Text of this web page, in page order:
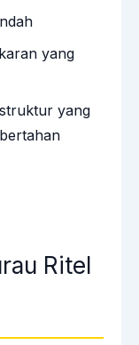
yang
yang
Ritel